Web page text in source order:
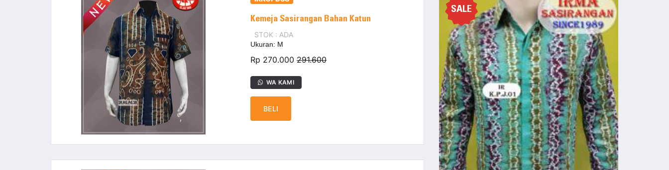
Kemeja Sasirangan Bahan Katun
STOK : ADA
Ukuran: M
Rp 270.000 291.600
WA KAMI
BELI
SALE